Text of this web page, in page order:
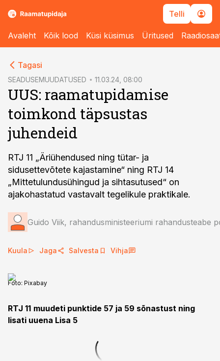
Telli
Avaleht Kõik lood Küsi küsimus Üritused
Tagasi
SEADUSEMUUDATUSED 11.03.24, 08:00
UUS: raamatupidamise
toimkond täpsustas
juhendeid
RTJ 11 „Äriühendused ning tütar- ja
sidusettevõtete kajastamine“ ning RTJ 14
„Mittetulundusühingud ja sihtasutused“ on
ajakohastatud vastavalt tegelikule praktikale.
Guido Viik, rahandusministeeriumi rahandusteabe
Kuula Jaga Salvesta Vihja
Foto: Pixabay
RTJ 11 muudeti punktide 57 ja 59 sõnastust ning
lisati uuena Lisa 5